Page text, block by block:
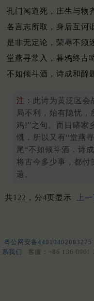
孔门闻道死，庄生与物
各言志所取，身后互诃
是非无定论，荣辱不须
堂燕寻常入，暮鸦终古
不如倾斗酒，诗成和醉
注： 此诗为黄泛区会
局不利，始有隐忧
鸡!”之句。而目睹家
慨，所以又有“堂燕
尾“不如倾斗酒，诗
将古今多少事，都付
遗。
共122，分4页显示 上
粤公网安备44010402003275
系我们
客服：+86 136 0901